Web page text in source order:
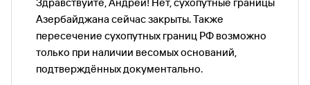
Здравствуйте, Андрей! Нет, сухопутные границы
Азербайджана сейчас закрыты. Также
пересечение сухопутных границ РФ возможно
только при наличии весомых оснований,
подтверждённых документально.